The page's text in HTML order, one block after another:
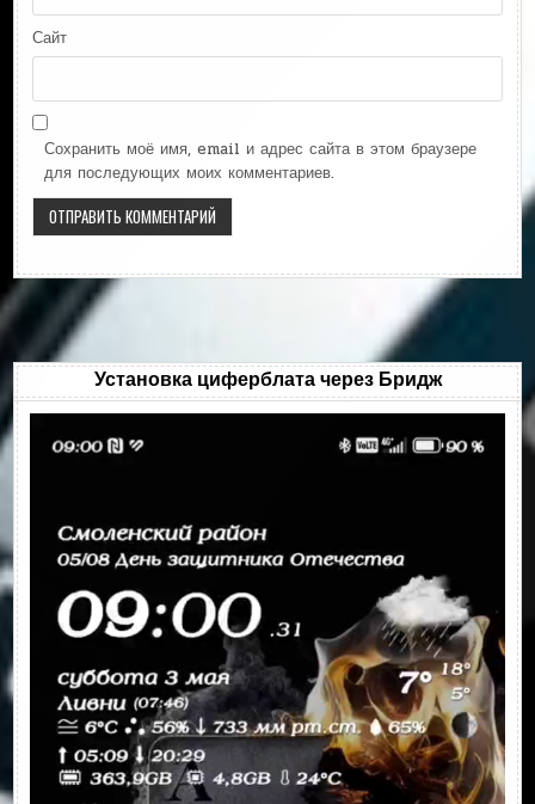
Сайт
Сохранить моё имя, email и адрес сайта в этом браузере
для последующих моих комментариев.
Установка циферблата через Бридж